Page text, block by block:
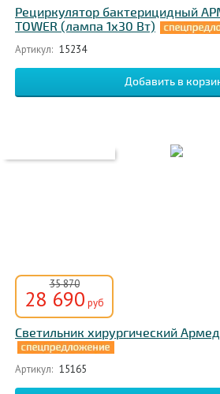
Рециркулятор бактерицидный
TOWER (лампа 1х30 Вт)
Артикул: 15234
35 870
28 690 руб
Светильник хирургический
Артикул: 15165